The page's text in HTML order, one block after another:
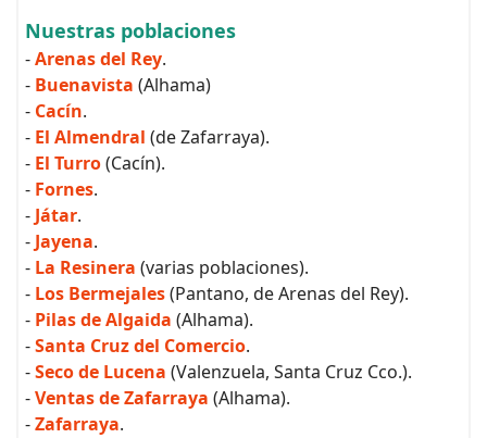
Nuestras poblaciones
-Arenas del Rey.
- Buenavista (Alhama)
- Cacín.
- El Almendral (de Zafarraya).
- El Turro(Cacín).
- Fornes.
- Játar.
- Jayena.
- La Resinera (varias poblaciones).
- Los Bermejales(Pantano, de Arenas del Rey).
- Pilas de Algaida (Alhama).
-Santa Cruz del Comercio.
-Seco de Lucena (Valenzuela, Santa Cruz Cco.).
-Ventas de Zafarraya (Alhama).
-Zafarraya.